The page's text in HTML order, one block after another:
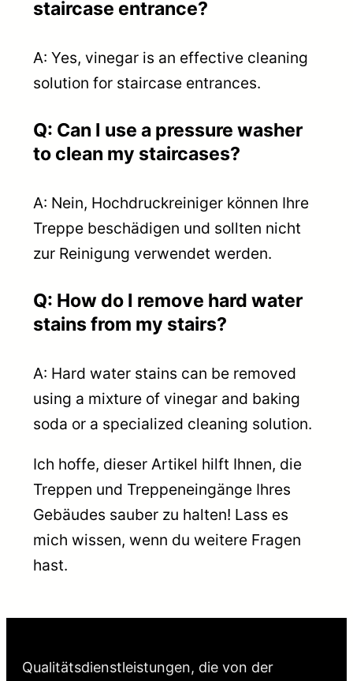
staircase entrance?
A: Yes, vinegar is an effective cleaning
solution for staircase entrances.
Q: Can I use a pressure washer
to clean my staircases?
A: Nein, Hochdruckreiniger können Ihre
Treppe beschädigen und sollten nicht
zur Reinigung verwendet werden.
Q: How do I remove hard water
stains from my stairs?
A: Hard water stains can be removed
using a mixture of vinegar and baking
soda or a specialized cleaning solution.
Ich hoffe, dieser Artikel hilft Ihnen, die
Treppen und Treppeneingänge Ihres
Gebäudes sauber zu halten! Lass es
mich wissen, wenn du weitere Fragen
hast.
Qualitätsdienstleistungen, die von der